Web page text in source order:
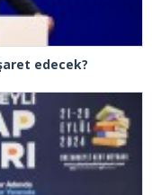
edecek?